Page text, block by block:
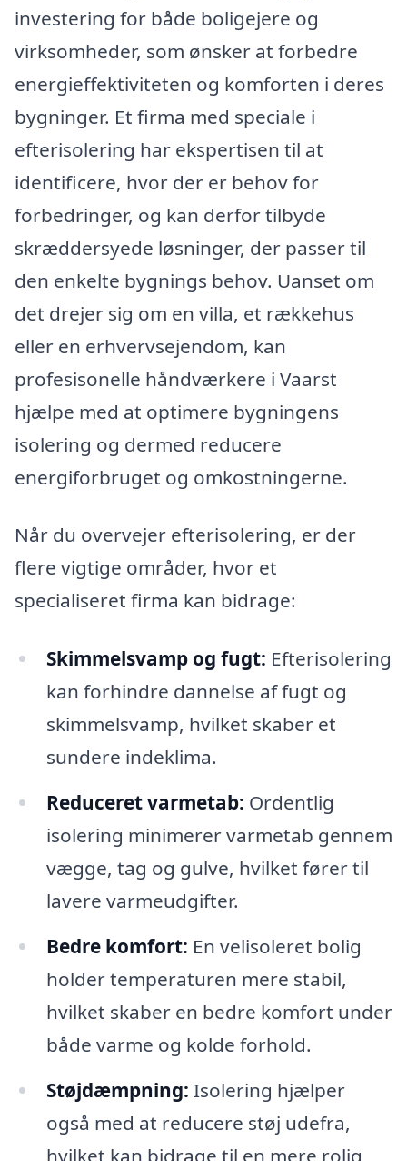
investering for både boligejere og
virksomheder, som ønsker at forbedre
energieffektiviteten og komforten i deres
bygninger. Et firma med speciale i
efterisolering har ekspertisen til at
identificere, hvor der er behov for
forbedringer, og kan derfor tilbyde
skræddersyede løsninger, der passer til
den enkelte bygnings behov. Uanset om
det drejer sig om en villa, et rækkehus
eller en erhvervsejendom, kan
profesisonelle håndværkere i Vaarst
hjælpe med at optimere bygningens
isolering og dermed reducere
energiforbruget og omkostningerne.
Når du overvejer efterisolering, er der
flere vigtige områder, hvor et
specialiseret firma kan bidrage:
Skimmelsvamp og fugt: Efterisolering
kan forhindre dannelse af fugt og
skimmelsvamp, hvilket skaber et
sundere indeklima.
Reduceret varmetab: Ordentlig
isolering minimerer varmetab gennem
vægge, tag og gulve, hvilket fører til
lavere varmeudgifter.
Bedre komfort: En velisoleret bolig
holder temperaturen mere stabil,
hvilket skaber en bedre komfort under
både varme og kolde forhold.
Støjdæmpning: Isolering hjælper
også med at reducere støj udefra,
hvilket kan bidrage til en mere rolig